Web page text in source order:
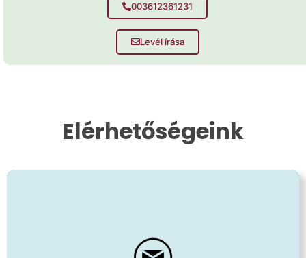
003612361231
Levél írása
Elérhetőségeink